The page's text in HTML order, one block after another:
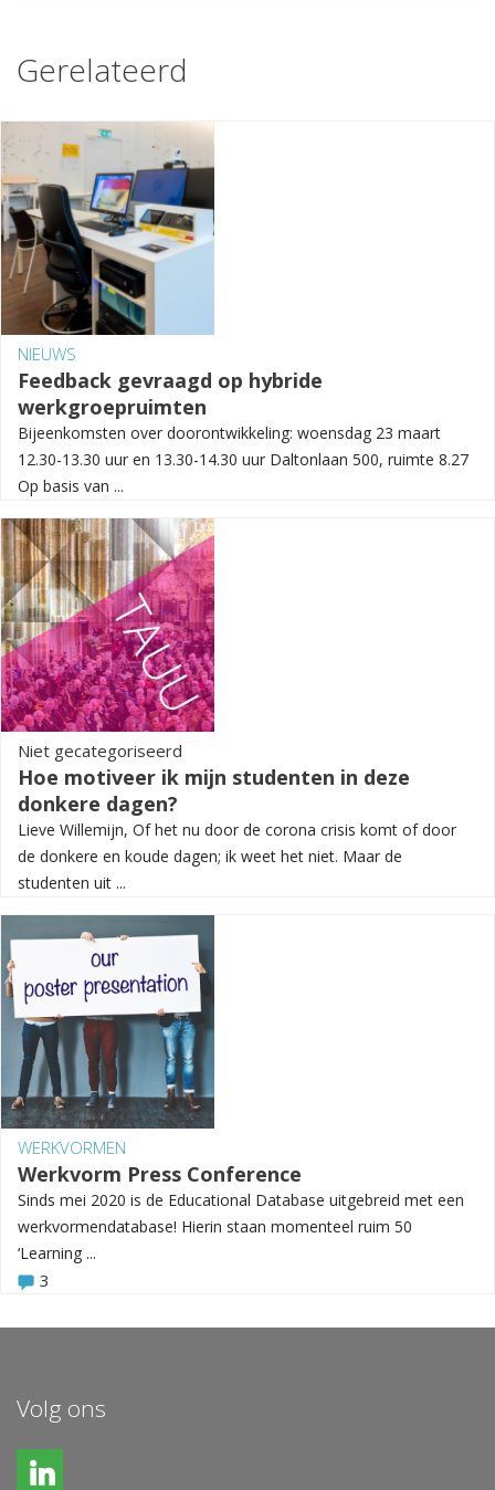
Gerelateerd
NIEUWS
Feedback gevraagd op hybride
werkgroepruimten
Bijeenkomsten over doorontwikkeling: woensdag 23 maart
12.30-13.30 uur en 13.30-14.30 uur Daltonlaan 500, ruimte 8.27
Op basis van ...
Niet gecategoriseerd
Hoe motiveer ik mijn studenten in deze
donkere dagen?
Lieve Willemijn, Of het nu door de corona crisis komt of door
de donkere en koude dagen; ik weet het niet. Maar de
studenten uit ...
WERKVORMEN
Werkvorm Press Conference
Sinds mei 2020 is de Educational Database uitgebreid met een
werkvormendatabase! Hierin staan momenteel ruim 50
‘Learning ...
3
Volg ons